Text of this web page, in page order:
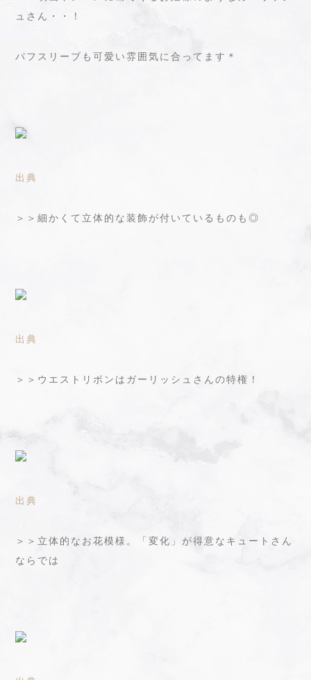
ュさん・・！
パフスリーブも可愛い雰囲気に合ってます＊
出典
＞＞細かくて立体的な装飾が付いているものも◎
出典
＞＞ウエストリボンはガーリッシュさんの特権！
出典
＞＞立体的なお花模様。「変化」が得意なキュートさん
ならでは